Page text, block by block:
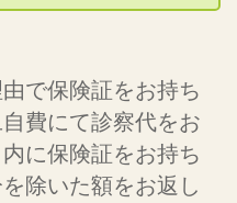
で保険証をお持ち
費にて診察代をお
に保険証をお持ち
除いた額をお返し